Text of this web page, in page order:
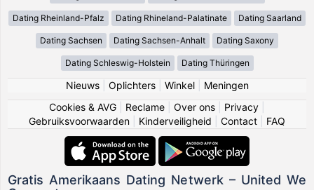
Dating Rheinland-Pfalz Dating Rhineland-Palatinate Dating Saarland
Dating Sachsen Dating Sachsen-Anhalt Dating Saxony
Dating Schleswig-Holstein Dating Thüringen
Nieuws| Oplichters| Winkel| Meningen
Cookies & AVG
Reclame Over ons Privacy
Gebruiksvoorwaarden
Kinderveiligheid Contact FAQ
Gratis Amerikaans Dating Netwerk – United We